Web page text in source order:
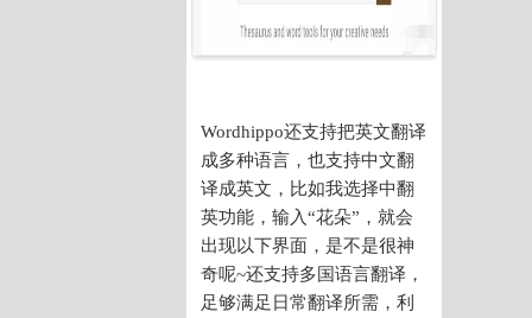
Wordhippo还支持把英文翻译
成多种语言，也支持中文翻
译成英文，比如我选择中翻
英功能，输入“花朵”，就会
出现以下界面，是不是很神
奇呢~还支持多国语言翻译，
足够满足日常翻译所需，利